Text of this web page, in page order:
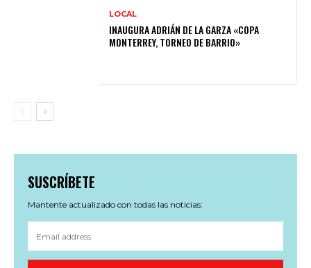
LOCAL
INAUGURA ADRIÁN DE LA GARZA «COPA
MONTERREY, TORNEO DE BARRIO»
SUSCRÍBETE
Mantente actualizado con todas las noticias: